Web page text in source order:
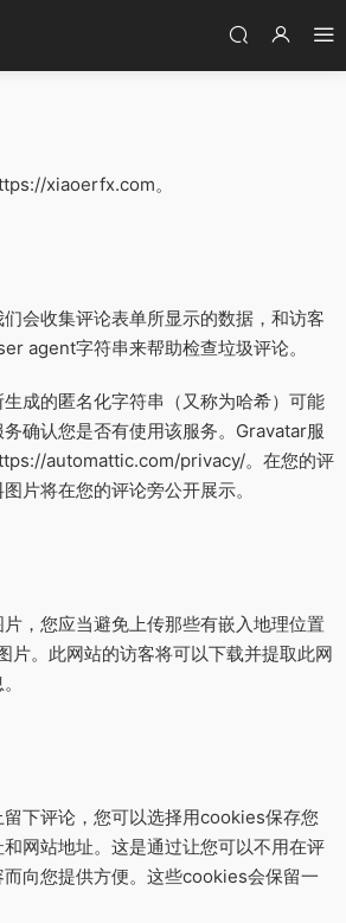
xiaoerfx.com。
会收集评论表单所显示的数据，和访客
agent字符串来帮助检查垃圾评论。
成的匿名化字符串（又称为哈希）可能
确认您是否有使用该服务。Gravatar服
automattic.com/privacy/。在您的评
片将在您的评论旁公开展示。
，您应当避免上传那些有嵌入地理位置
片。此网站的访客将可以下载并提取此网
下评论，您可以选择用cookies保存您
网站地址。这是通过让您可以不用在评
向您提供方便。这些cookies会保留一